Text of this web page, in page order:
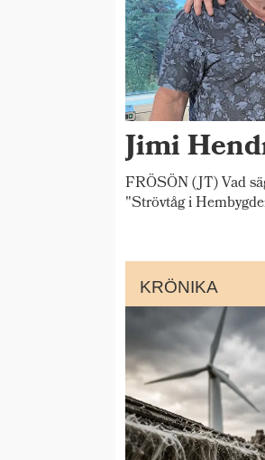
Jimi
FRÖSÖN (JT) Vad
"Strövtåg i
KRÖNIKA